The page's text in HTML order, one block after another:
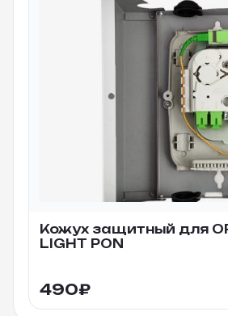
Кожух защитный для
LIGHT PON
490₽